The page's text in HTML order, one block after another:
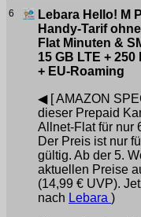
6
Lebara Hello! M
Handy-Tarif
Flat Minuten &
15 GB LTE +
+ EU-Roaming
◀ [ AMAZON
dieser Prepaid
Allnet-Flat für nur
Der Preis ist nur
gültig. Ab der 5.
aktuellen Preise
(14,99 € UVP).
nach Lebara )